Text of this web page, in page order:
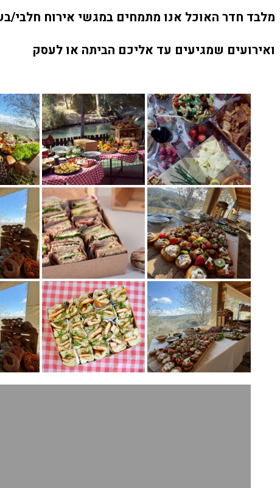
מלבד חדר האוכל אנו מתמחים במגשי אירוח חלבי/
ואירועים שמגיעים עד אליכם הביתה או לעסק